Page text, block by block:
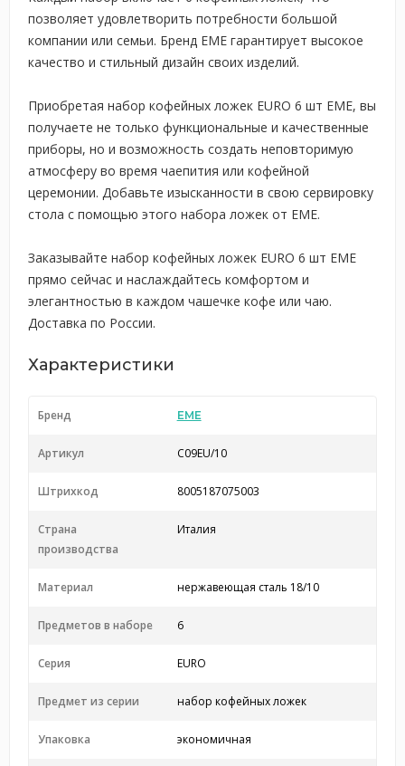
позволяет удовлетворить потребности большой
компании или семьи. Бренд EME гарантирует высокое
качество и стильный дизайн своих изделий.
Приобретая набор кофейных ложек EURO 6 шт EME, вы
получаете не только функциональные и качественные
приборы, но и возможность создать неповторимую
атмосферу во время чаепития или кофейной
церемонии. Добавьте изысканности в свою сервировку
стола с помощью этого набора ложек от EME.
Заказывайте набор кофейных ложек EURO 6 шт EME
прямо сейчас и наслаждайтесь комфортом и
элегантностью в каждом чашечке кофе или чаю.
Доставка по России.
Характеристики
Бренд EME
Артикул C09EU/10
Штрихкод 8005187075003
Страна
производства
Италия
Материал нержавеющая сталь 18/10
Предметов в наборе 6
Серия EURO
Предмет из серии набор кофейных ложек
Упаковка экономичная